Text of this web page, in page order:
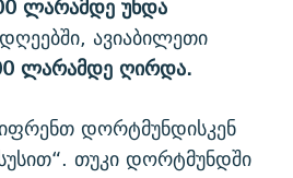
ლარამდე უნდა
ავიაბილეთი
ლარამდე ღირდა.
დორტმუნდისკენ
თუკი დორტმუნდში